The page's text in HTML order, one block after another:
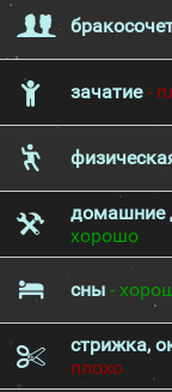
зачатие-
домашние
хорошо
сны -
стрижка,
плохо